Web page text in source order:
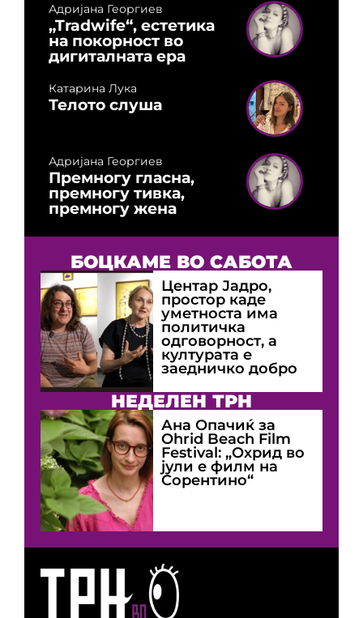
Адријана Георгиев
„Tradwife“, естетика
на покорност во
дигиталната ера
Катарина Лука
Телото слуша
Адријана Георгиев
Премногу гласна,
премногу тивка,
премногу жена
БОЦКАМЕ ВО САБОТА
Центар Јадро,
простор каде
уметноста има
политичка
одговорност, а
културата е
заедничко добро
НЕДЕЛЕН ТРН
Ана Опачиќ за
Оhrid Beach Film
Festival: „Охрид во
јули е филм на
Сорентино“